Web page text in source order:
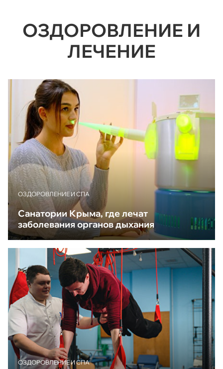
ОЗДОРОВЛЕНИЕ И
ЛЕЧЕНИЕ
ОЗДОРОВЛЕНИЕ И СПА
Санатории Крыма, где лечат
заболевания органов дыхания
ОЗДОРОВЛЕНИЕ И СПА